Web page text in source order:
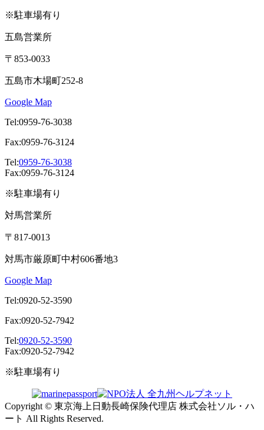
※駐車場有り
五島営業所
〒853-0033
五島市木場町252-8
Google Map
Tel:0959-76-3038
Fax:0959-76-3124
Tel:0959-76-3038
Fax:0959-76-3124
※駐車場有り
対馬営業所
〒817-0013
対馬市厳原町中村606番地3
Google Map
Tel:0920-52-3590
Fax:0920-52-7942
Tel:0920-52-3590
Fax:0920-52-7942
※駐車場有り
Copyright © 東京海上日動長崎保険代理店 株式会社ソル・ハ
ート All Rights Reserved.